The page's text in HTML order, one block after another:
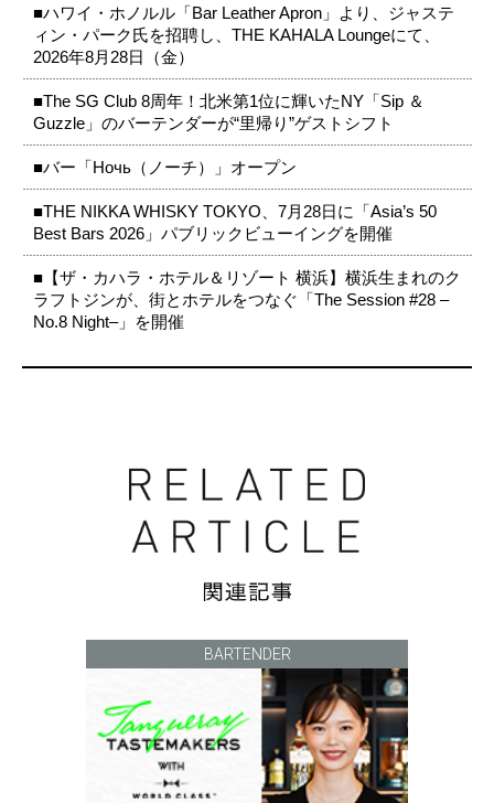
■ハワイ・ホノルル「Bar Leather Apron」より、ジャステ
ィン・パーク氏を招聘し、THE KAHALA Loungeにて、
2026年8月28日（金）
■The SG Club 8周年！北米第1位に輝いたNY「Sip ＆
Guzzle」のバーテンダーが“里帰り”ゲストシフト
■バー「Ночь（ノーチ）」オープン
■THE NIKKA WHISKY TOKYO、7月28日に「Asia’s 50
Best Bars 2026」パブリックビューイングを開催
■【ザ・カハラ・ホテル＆リゾート 横浜】横浜生まれのク
ラフトジンが、街とホテルをつなぐ「The Session #28 –
No.8 Night–」を開催
BARTENDER